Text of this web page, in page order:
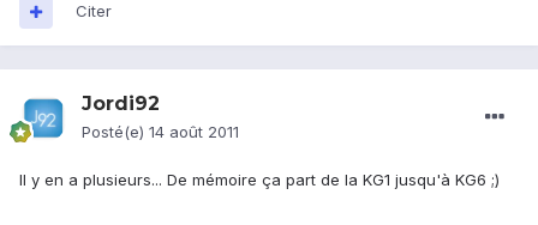
Citer
Jordi92
Posté(e) 14 août 2011
Il y en a plusieurs... De mémoire ça part de la KG1 jusqu'à KG6 ;)